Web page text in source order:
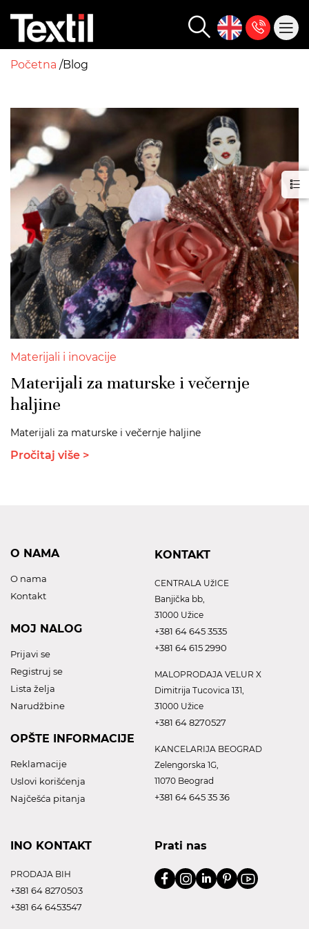
Početna Blog
Materijali i inovacije
Materijali za maturske i večernje
haljine
Materijali za maturske i večernje haljine
Pročitaj više >
O NAMA
O nama
Kontakt
MOJ NALOG
Prijavi se
Registruj se
Lista želja
Narudžbine
OPŠTE INFORMACIJE
Reklamacije
Uslovi korišćenja
Najčešća pitanja
KONTAKT
CENTRALA UžICE
Banjička bb,
31000 Užice
+381 64 645 3535
+381 64 615 2990
MALOPRODAJA VELUR X
Dimitrija Tucovica 131,
31000 Užice
+381 64 8270527
KANCELARIJA BEOGRAD
Zelengorska 1G,
11070 Beograd
+381 64 645 35 36
INO KONTAKT
PRODAJA BIH
+381 64 8270503
+381 64 6453547
Prati nas